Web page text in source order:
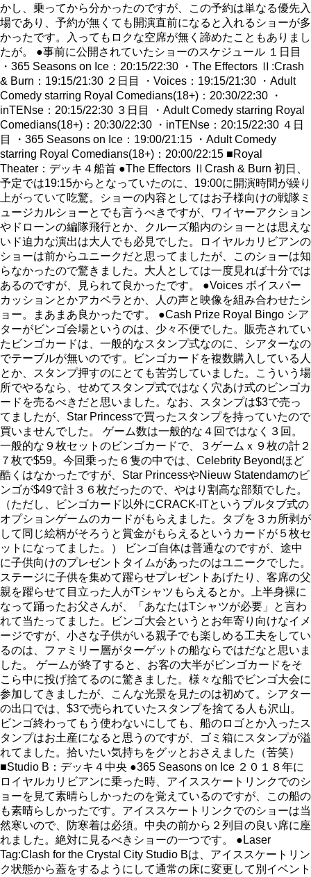
かし、乗ってから分かったのですが、この予約は単なる優先入
場であり、予約が無くても開演直前になると入れるショーが多
かったです。入ってもロクな空席が無く諦めたこともありまし
たが。 ●事前に公開されていたショーのスケジュール １日目
・365 Seasons on Ice：20:15/22:30 ・The Effectors Ⅱ:Crash
& Burn：19:15/21:30 ２日目 ・Voices：19:15/21:30 ・Adult
Comedy starring Royal Comedians(18+)：20:30/22:30 ・
inTENse：20:15/22:30 ３日目 ・Adult Comedy starring Royal
Comedians(18+)：20:30/22:30 ・inTENse：20:15/22:30 ４日
目 ・365 Seasons on Ice：19:00/21:15 ・Adult Comedy
starring Royal Comedians(18+)：20:00/22:15 ■Royal
Theater：デッキ４船首 ●The Effectors ⅡCrash & Burn 初日、
予定では19:15からとなっていたのに、19:00に開演時間が繰り
上がっていて吃驚。ショーの内容としてはお子様向けの戦隊ミ
ュージカルショーとでも言うべきですが、ワイヤーアクション
やドローンの編隊飛行とか、クルーズ船内のショーとは思えな
いド迫力な演出は大人でも必見でした。ロイヤルカリビアンの
ショーは前からユニークだと思ってましたが、このショーは知
らなかったので驚きました。大人としては一度見れば十分では
あるのですが、見られて良かったです。 ●Voices ボイスパー
カッションとかアカペラとか、人の声と映像を組み合わせたシ
ョー。まあまあ良かったです。 ●Cash Prize Royal Bingo シア
ターがビンゴ会場というのは、少々不便でした。販売されてい
たビンゴカードは、一般的なスタンプ式なのに、シアターなの
でテーブルが無いのです。ビンゴカードを複数購入している人
とか、スタンプ押すのにとても苦労していました。こういう場
所でやるなら、せめてスタンプ式ではなく穴あけ式のビンゴカ
ードを売るべきだと思いました。なお、スタンプは$3で売っ
てましたが、Star Princessで買ったスタンプを持っていたので
買いませんでした。 ゲーム数は一般的な４回ではなく３回。
一般的な９枚セットのビンゴカードで、３ゲームｘ９枚の計２
７枚で$59。今回乗った６隻の中では、Celebrity Beyondほど
酷くはなかったですが、Star PrincessやNieuw Statendamのビ
ンゴが$49で計３６枚だったので、やはり割高な部類でした。
（ただし、ビンゴカード以外にCRACK-ITというプルタブ式の
オプションゲームのカードがもらえました。タブを３カ所剥が
して同じ絵柄がそろうと賞金がもらえるというカードが５枚セ
ットになってました。） ビンゴ自体は普通なのですが、途中
に子供向けのプレゼントタイムがあったのはユニークでした。
ステージに子供を集めて躍らせプレゼントあげたり、客席の父
親を躍らせて目立った人がTシャツもらえるとか。上半身裸に
なって踊ったお父さんが、「あなたはTシャツが必要」と言わ
れて当たってました。ビンゴ大会というとお年寄り向けなイメ
ージですが、小さな子供がいる親子でも楽しめる工夫をしてい
るのは、ファミリー層がターゲットの船ならではだなと思いま
した。 ゲームが終了すると、お客の大半がビンゴカードをそ
こら中に投げ捨てるのに驚きました。様々な船でビンゴ大会に
参加してきましたが、こんな光景を見たのは初めて。シアター
の出口では、$3で売られていたスタンプを捨てる人も沢山。
ビンゴ終わってもう使わないにしても、船のロゴとか入ったス
タンプはお土産になると思うのですが、ゴミ箱にスタンプが溢
れてました。拾いたい気持ちをグッとおさえました（苦笑）
■Studio B：デッキ４中央 ●365 Seasons on Ice ２０１８年に
ロイヤルカリビアンに乗った時、アイススケートリンクでのシ
ョーを見て素晴らしかったのを覚えているのですが、この船の
も素晴らしかったです。アイススケートリンクでのショーは当
然寒いので、防寒着は必須。中央の前から２列目の良い席に座
れました。絶対に見るべきショーの一つです。 ●Laser
Tag:Clash for the Crystal City Studio Bは、アイススケートリン
ク状態から蓋をするようにして通常の床に変更して別イベント